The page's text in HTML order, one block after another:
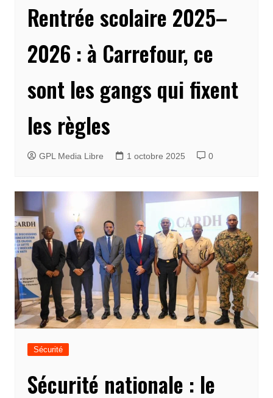
Rentrée scolaire 2025–
2026 : à Carrefour, ce
sont les gangs qui fixent
les règles
GPL Media Libre 1 octobre 2025 0
Sécurité
Sécurité nationale : le